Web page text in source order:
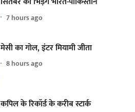
7 hours ago
मेसी का गोल, इंटर मियामी जीता
8 hours ago
कपिल के रिकॉर्ड के करीब स्टार्क